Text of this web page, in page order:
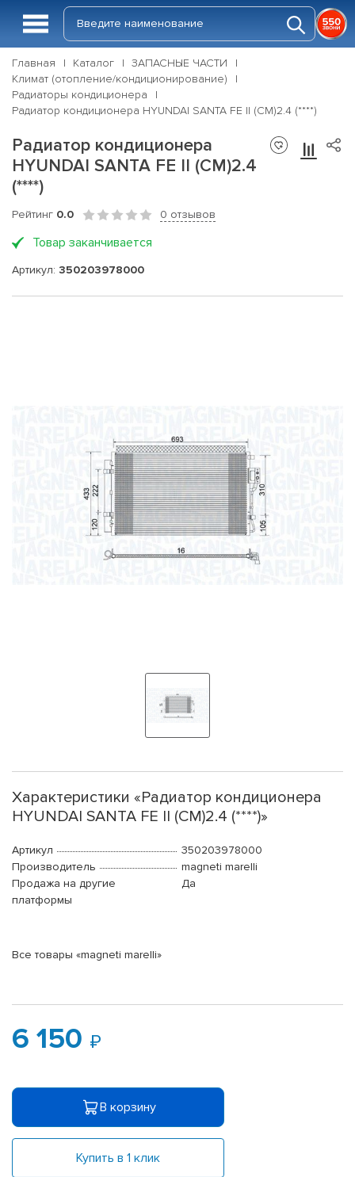
Главная Каталог
ЗАПАСНЫЕ ЧАСТИ
Климат (отопление/кондиционирование)
Радиаторы кондиционера
Радиатор кондиционера HYUNDAI SANTA FE II (CM)2.4 (****)
Радиатор кондиционера
HYUNDAI SANTA FE II (CM)2.4
(****)
Рейтинг 0.0 0 отзывов
Товар заканчивается
Артикул: 350203978000
Характеристики «Радиатор кондиционера
HYUNDAI SANTA FE II (CM)2.4 (****)»
Артикул
350203978000
Производитель
magneti marelli
Продажа на другие
платформы
Да
Все товары «magneti marelli»
6 150
В корзину
Купить в 1 клик